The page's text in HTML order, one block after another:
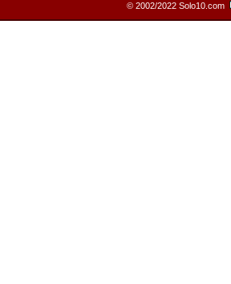
© 2002/2022 Solo10.com